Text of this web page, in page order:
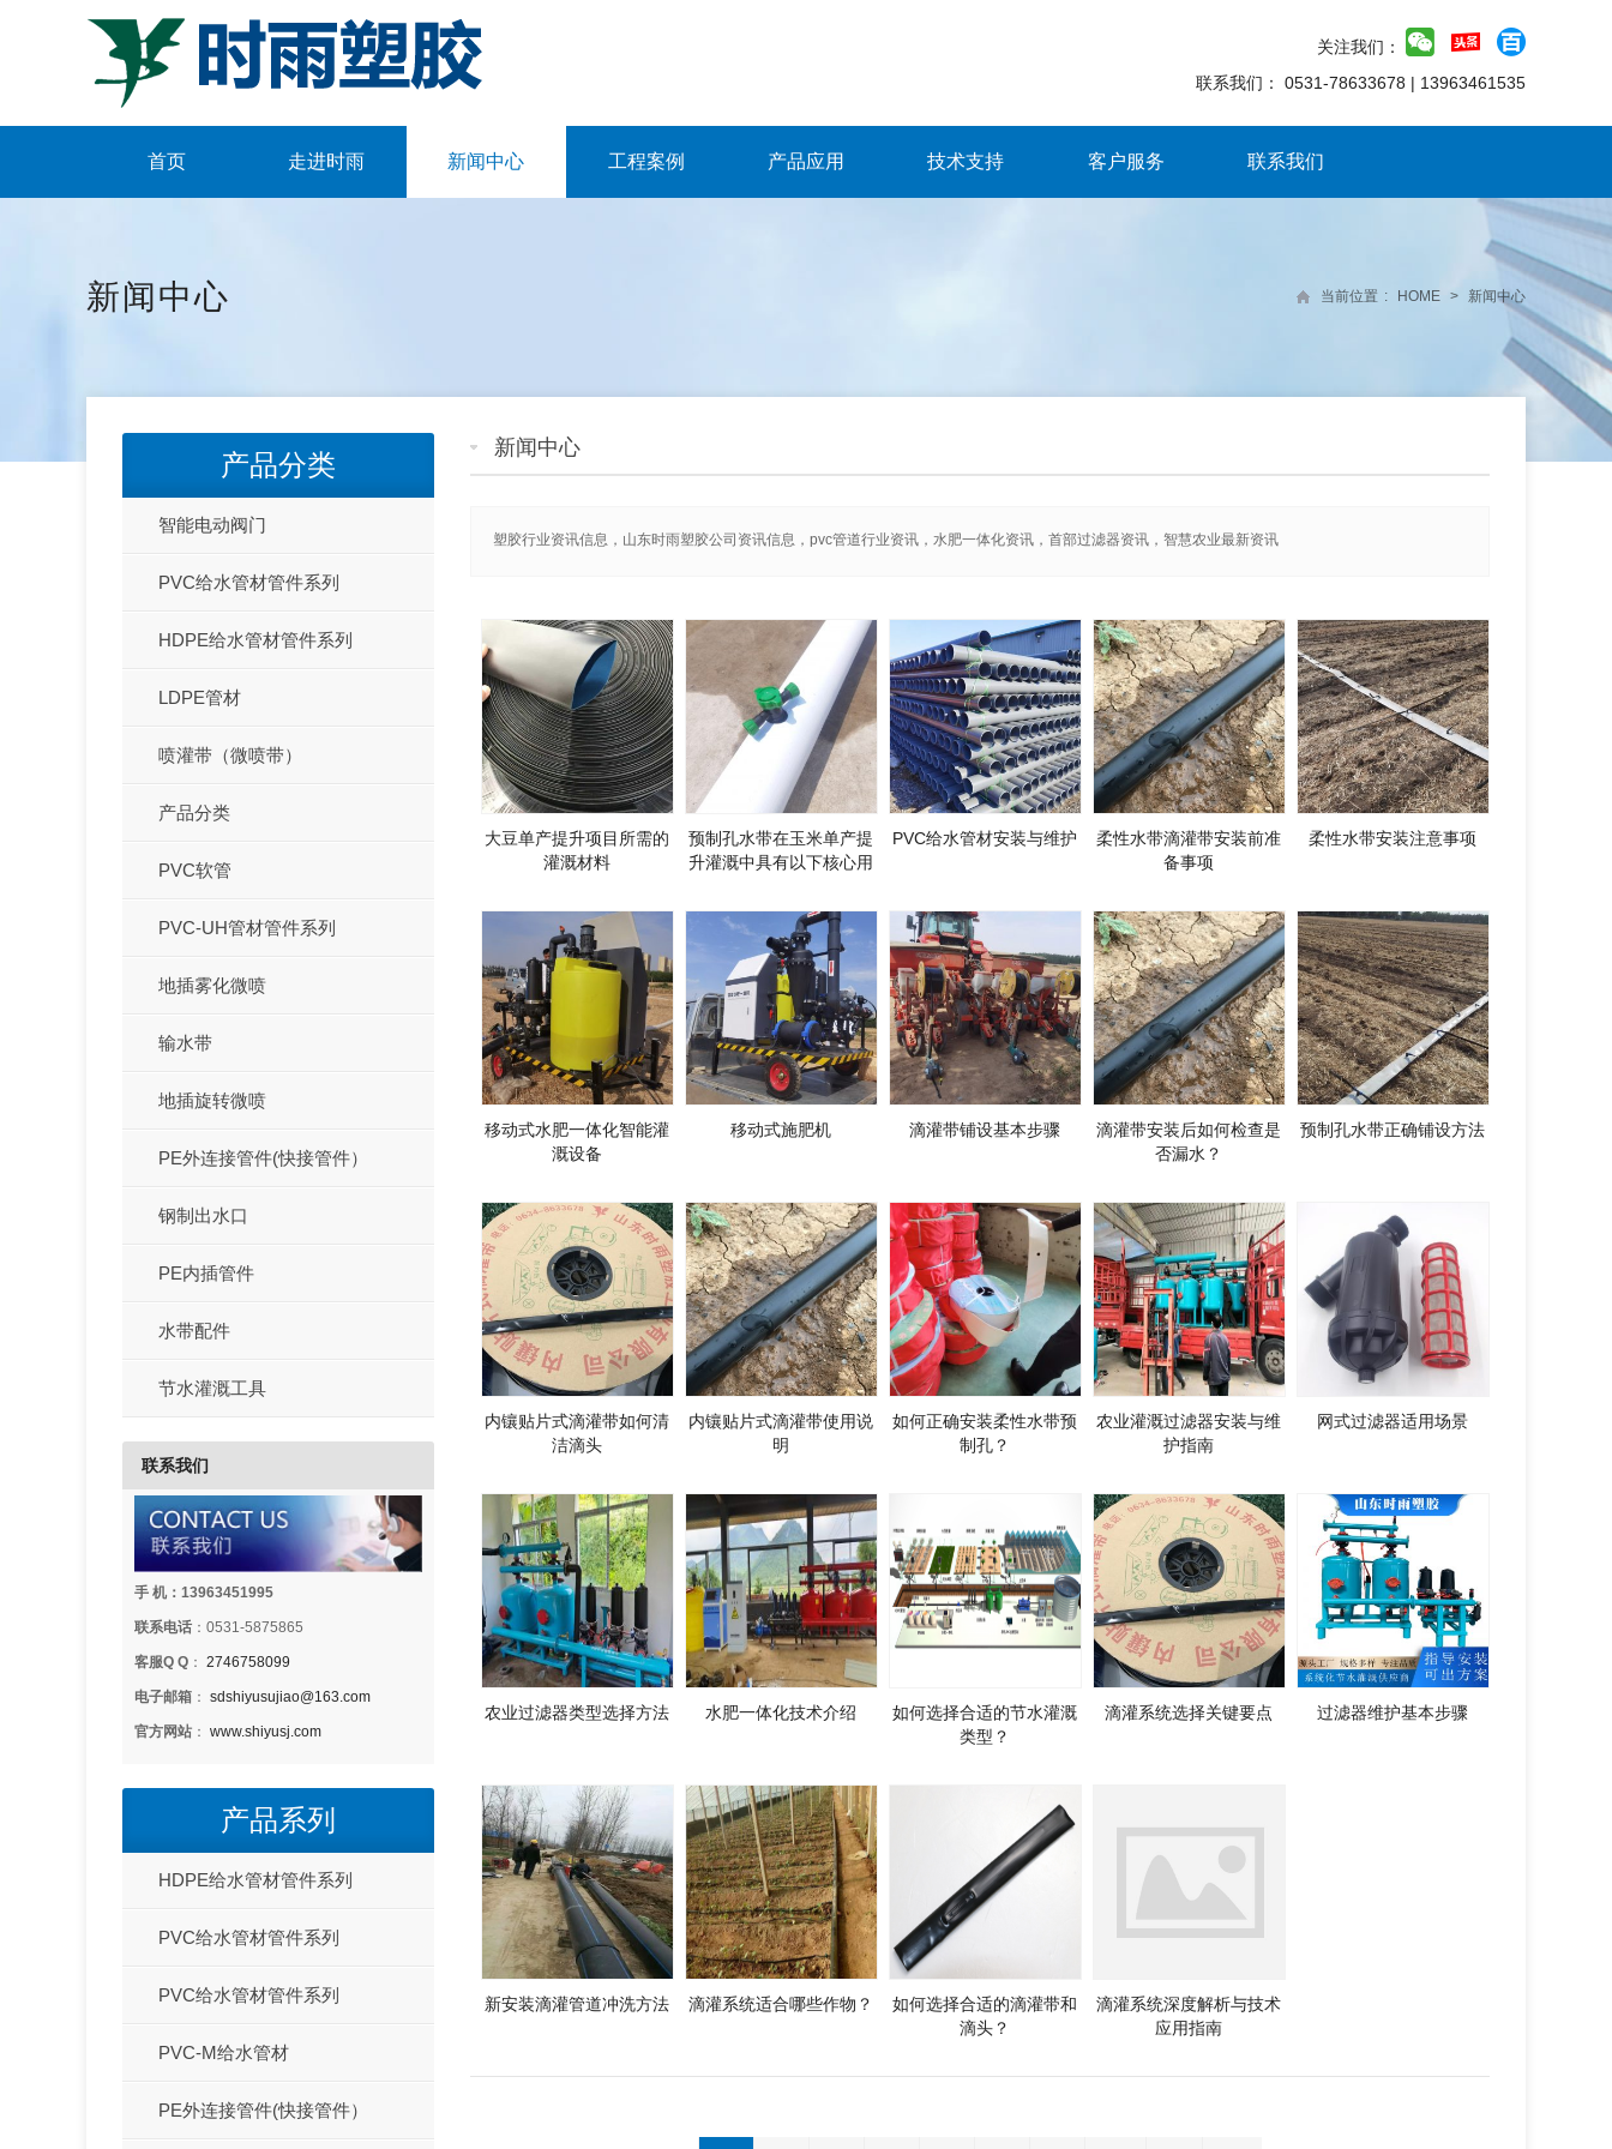
关注我们：
联系我们：
0531-78633678 | 13963461535
首页 走进时雨 新闻中心 工程案例 产品应用 技术支持 客户服务 联系我们
新闻中心 当前位置 : HOME > 新闻中心
新闻中心
塑胶行业资讯信息，山东时雨塑胶公司资讯信息，pvc管道行业资讯，水肥一体化资讯，首部过滤器资讯，智慧农业最新资讯
大豆单产提升项目所需的
灌溉材料
预制孔水带在玉米单产提
升灌溉中具有以下核心用
PVC给水管材安装与维护
柔性水带滴灌带安装前准
备事项
柔性水带安装注意事项
移动式水肥一体化智能灌
溉设备
移动式施肥机 滴灌带铺设基本步骤
滴灌带安装后如何检查是
否漏水？
预制孔水带正确铺设方法
内镶贴片式滴灌带如何清
洁滴头
内镶贴片式滴灌带使用说
明
如何正确安装柔性水带预
制孔？
农业灌溉过滤器安装与维
护指南
网式过滤器适用场景
农业过滤器类型选择方法 水肥一体化技术介绍
如何选择合适的节水灌溉
类型？
滴灌系统选择关键要点 过滤器维护基本步骤
新安装滴灌管道冲洗方法 滴灌系统适合哪些作物？
如何选择合适的滴灌带和
滴头？
滴灌系统深度解析与技术
应用指南
产品分类
智能电动阀门
PVC给水管材管件系列
HDPE给水管材管件系列
LDPE管材
喷灌带（微喷带）
产品分类
PVC软管
PVC-UH管材管件系列
地插雾化微喷
输水带
地插旋转微喷
PE外连接管件(快接管件）
钢制出水口
PE内插管件
水带配件
节水灌溉工具
联系我们
手 机：13963451995
联系电话 ：0531-5875865
客服Q Q ： 2746758099
电子邮箱 ： sdshiyusujiao@163.com
官方网站 ： www.shiyusj.com
产品系列
HDPE给水管材管件系列
PVC给水管材管件系列
PVC给水管材管件系列
PVC-M给水管材
PE外连接管件(快接管件）